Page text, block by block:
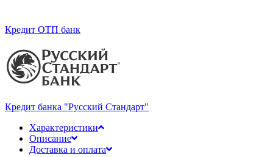
Кредит ОТП банк
Кредит банка "Русский Стандарт"
Характеристики
Описание
Доставка и оплата